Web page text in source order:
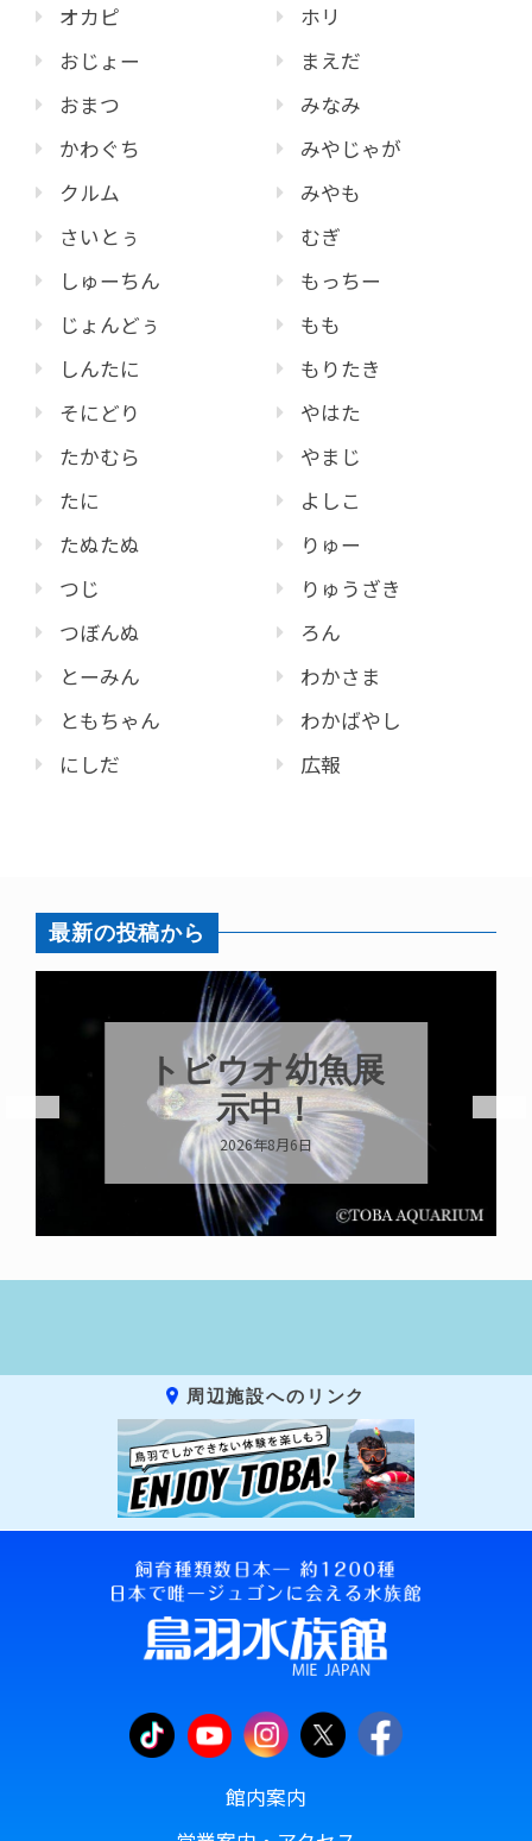
オカピ
おじょー
おまつ
かわぐち
クルム
さいとぅ
しゅーちん
じょんどぅ
しんたに
そにどり
たかむら
たに
たぬたぬ
つじ
つぼんぬ
とーみん
ともちゃん
にしだ
ホリ
まえだ
みなみ
みやじゃが
みやも
むぎ
もっちー
もも
もりたき
やはた
やまじ
よしこ
りゅー
りゅうざき
ろん
わかさま
わかばやし
広報
最新の投稿から
トビウオ幼魚展
示中！
2026年8月6日
周辺施設へのリンク
館内案内